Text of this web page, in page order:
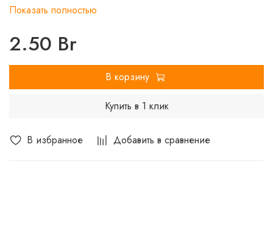
В избранное Добавить в сравнение
соединения полипропиленового трубопровода с
материалов.
Уплотнительное кольцо выполнено из
синтетического каучука EPDM.
Резьба фитинга – наружная трубная по ГОСТу 6357.
Показать полностью
2.50 Br
В корзину
Купить в 1 клик